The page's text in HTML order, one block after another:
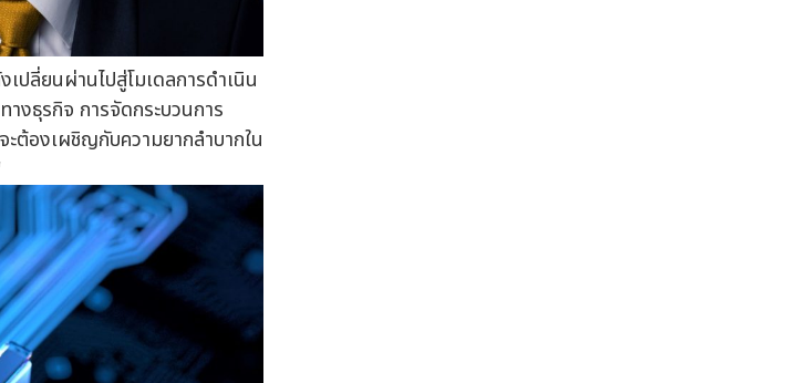
ปลี่ยนผ่านไปสู่โมเดลการดำเนิน
งธุรกิจ การจัดกระบวนการ
ต้องเผชิญกับความยากลำบากใน